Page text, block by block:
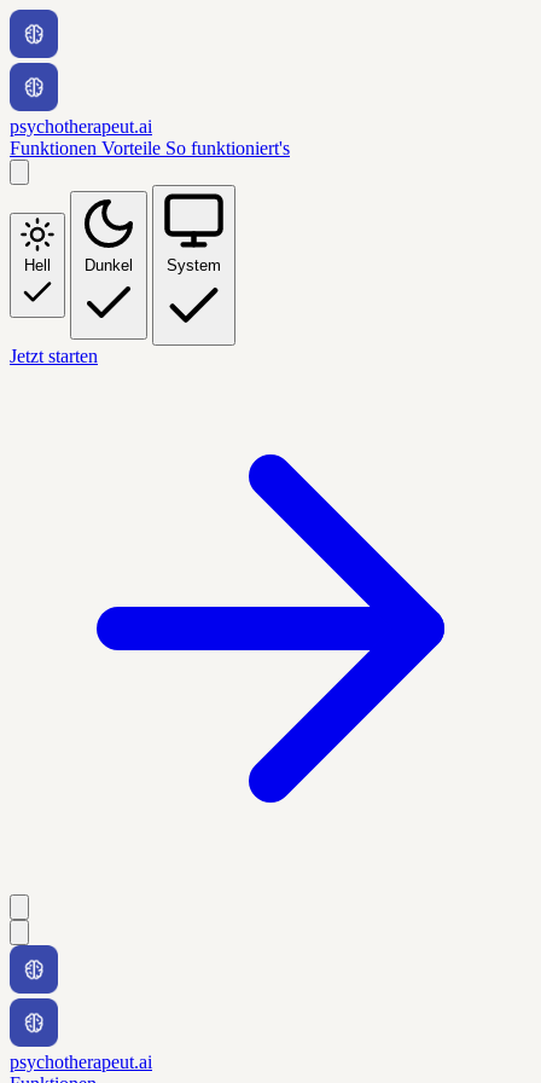
psychotherapeut.ai
Funktionen Vorteile So funktioniert's
Hell Dunkel System
Jetzt starten
psychotherapeut.ai